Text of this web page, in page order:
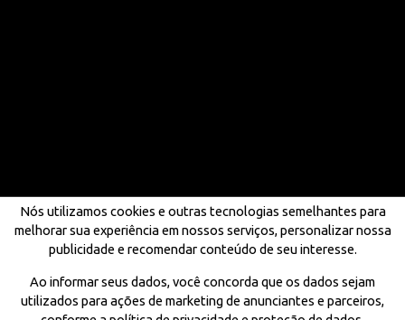
Nós utilizamos cookies e outras tecnologias semelhantes para
melhorar sua experiência em nossos serviços, personalizar nossa
publicidade e recomendar conteúdo de seu interesse.
Ao informar seus dados, você concorda que os dados sejam
utilizados para ações de marketing de anunciantes e parceiros,